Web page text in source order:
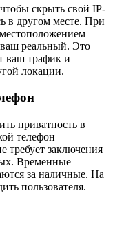
скрыть свой IP-
в другом месте. При
реальный. Это
ваш трафик и
локации.
приватность в
телефон
требует заключения
Временные
за наличные. На
пользователя.